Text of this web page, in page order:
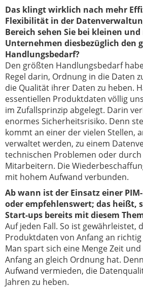
Das klingt wirklich nach mehr
Flexibilität in der
Bereich sehen Sie bei kleinen
Unternehmen diesbezüglich den
Handlungsbedarf?
Den größten Handlungsbedarf
Regel darin, Ordnung in die Daten
die Qualität ihrer Daten zu heben.
essentiellen Produktdaten völlig
im Zufallsprinzip abgelegt. Darin
enormes Sicherheitsrisiko. Denn
kommt an einer der vielen Stellen,
verwaltet werden, zu einem
technischen Problemen oder durch
Mitarbeitern. Die
mit hohem Aufwand verbunden.
Ab wann ist der Einsatz einer
oder empfehlenswert; das heißt,
Start-ups bereits mit diesem
Auf jeden Fall. So ist gewährleistet,
Produktdaten von Anfang an
Man spart sich eine Menge Zeit
Anfang an gleich Ordnung hat.
Aufwand vermieden, die
Jahren zu heben.